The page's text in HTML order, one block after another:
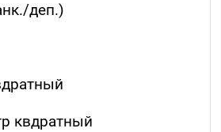
деп.)
квдратный